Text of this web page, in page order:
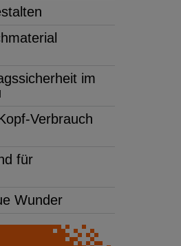
im
Verbrauch
für
Wunder